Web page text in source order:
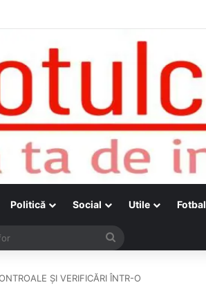
vor lua parte la Festivalul Folk Țestos
Politică Social Utile Fotbal
Search
ȘI VERIFICĂRI ÎNTR-O